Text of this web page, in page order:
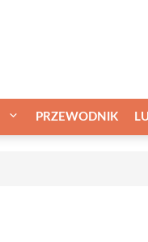
PRZEWODNIK